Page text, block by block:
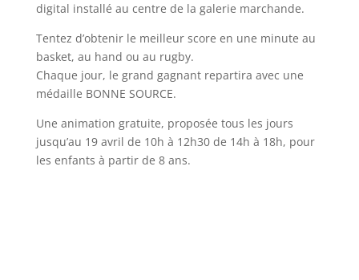
digital installé au centre de la galerie marchande.
Tentez d’obtenir le meilleur score en une minute au
basket, au hand ou au rugby.
Chaque jour, le grand gagnant repartira avec une
médaille BONNE SOURCE.
Une animation gratuite, proposée tous les jours
jusqu’au 19 avril de 10h à 12h30 de 14h à 18h, pour
les enfants à partir de 8 ans.